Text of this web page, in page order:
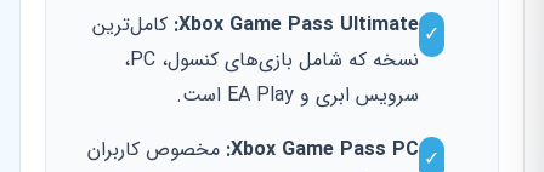
✓
Xbox Game Pass Ultimate: کامل‌ترین
نسخه که شامل بازی‌های کنسول، PC،
سرویس ابری و EA Play است.
✓
Xbox Game Pass PC: مخصوص کاربران